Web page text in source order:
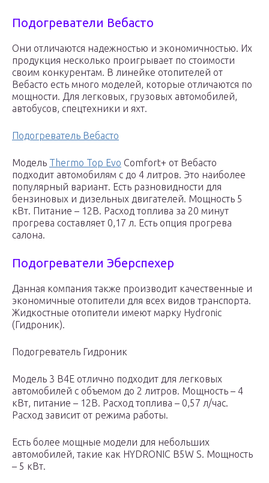
Подогреватели Вебасто
Они отличаются надежностью и экономичностью. Их
продукция несколько проигрывает по стоимости
своим конкурентам. В линейке отопителей от
Вебасто есть много моделей, которые отличаются по
мощности. Для легковых, грузовых автомобилей,
автобусов, спецтехники и яхт.
Подогреватель Вебасто
Модель Thermo Top Evo Comfort+ от Вебасто
подходит автомобилям с до 4 литров. Это наиболее
популярный вариант. Есть разновидности для
бензиновых и дизельных двигателей. Мощность 5
кВт. Питание – 12В. Расход топлива за 20 минут
прогрева составляет 0,17 л. Есть опция прогрева
салона.
Подогреватели Эберспехер
Данная компания также производит качественные и
экономичные отопители для всех видов транспорта.
Жидкостные отопители имеют марку Hydronic
(Гидроник).
Подогреватель Гидроник
Модель 3 B4E отлично подходит для легковых
автомобилей с объемом до 2 литров. Мощность – 4
кВт, питание – 12В. Расход топлива – 0,57 л/час.
Расход зависит от режима работы.
Есть более мощные модели для небольших
автомобилей, такие как HYDRONIC B5W S. Мощность
– 5 кВт.